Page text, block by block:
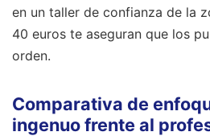
en un taller de confianza de la
40 euros te aseguran que los
orden.
Comparativa de
ingenuo frente al